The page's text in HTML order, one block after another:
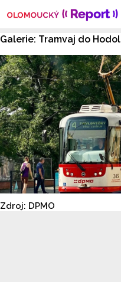
Galerie: Tramvaj do
Zdroj: DPMO